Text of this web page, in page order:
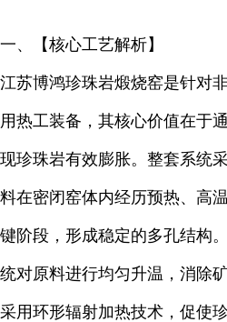
一、【核心工艺解析】
江苏博鸿珍珠岩煅烧窑是针对
用热工装备，其核心价值在于
现珍珠岩有效膨胀。整套系统
料在密闭窑体内经历预热、高
键阶段，形成稳定的多孔结构
统对原料进行均匀升温，消除
采用环形辐射加热技术，促使